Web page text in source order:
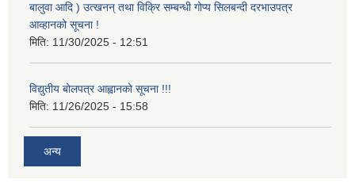
बालुवा आदि ) उत्खनन् तथा विक्रि सम्बन्धी गोप्य सिलबन्दी दरभाउपत्र
आव्हानको सूचना !
मिति: 11/30/2025 - 12:51
विद्युतीय बोलपत्र आह्वानको सूचना !!!
मिति: 11/26/2025 - 15:58
अन्य